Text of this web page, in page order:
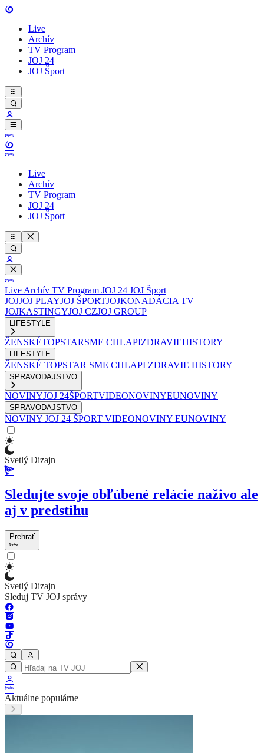
Live
Archív
TV Program
JOJ 24
JOJ Šport
Live
Archív
TV Program
JOJ 24
JOJ Šport
Live Archív TV Program JOJ 24 JOJ Šport
JOJJOJ PLAYJOJ ŠPORTJOJKONADÁCIA TV
JOJKASTINGYJOJ CZJOJ GROUP
LIFESTYLE
ŽENSKÉTOPSTARSME CHLAPIZDRAVIEHISTORY
LIFESTYLE
ŽENSKÉ TOPSTAR SME CHLAPI ZDRAVIE HISTORY
SPRAVODAJSTVO
NOVINYJOJ 24ŠPORTVIDEONOVINYEUNOVINY
SPRAVODAJSTVO
NOVINY JOJ 24 ŠPORT VIDEONOVINY EUNOVINY
Svetlý Dizajn
Sledujte svoje obľúbené relácie naživo ale
aj v predstihu
Prehrať
Svetlý Dizajn
Sleduj TV JOJ správy
Aktuálne populárne